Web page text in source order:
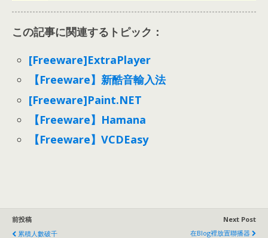
この記事に関連するトピック：
[Freeware]ExtraPlayer
【Freeware】新酷音輸入法
[Freeware]Paint.NET
【Freeware】Hamana
【Freeware】VCDEasy
前投稿
累積人數破千
Next Post
在Blog裡放置聯播器